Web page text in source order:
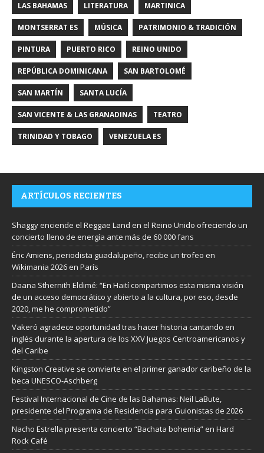
LAS BAHAMAS LITERATURA MARTINICA
MONTSERRAT ES MÚSICA PATRIMONIO & TRADICIÓN
PINTURA PUERTO RICO REINO UNIDO
REPÚBLICA DOMINICANA SAN BARTOLOMÉ
SAN MARTÍN SANTA LUCÍA
SAN VICENTE & LAS GRANADINAS TEATRO
TRINIDAD Y TOBAGO VENEZUELA ES
ARTÍCULOS RECIENTES
Shaggy enciende el Reggae Land en el Reino Unido ofreciendo un
concierto lleno de energía ante más de 60 000 fans
Éric Amiens, periodista guadalupeño, recibe un trofeo en
Wikimania 2026 en París
Daana Sthernith Eldimé: “En Haití compartimos esta misma visión
de un acceso democrático y abierto a la cultura, por eso, desde
2020, me he comprometido”
Vakeró agradece oportunidad tras hacer historia cantando en
inglés durante la apertura de los XXV Juegos Centroamericanos y
del Caribe
Kingston Creative se convierte en el primer ganador caribeño de la
beca UNESCO-Aschberg
Festival Internacional de Cine de las Bahamas: Neil LaBute,
presidente del Programa de Residencia para Guionistas de 2026
Nacho Estrella presenta concierto “Bachata bohemia” en Hard
Rock Café